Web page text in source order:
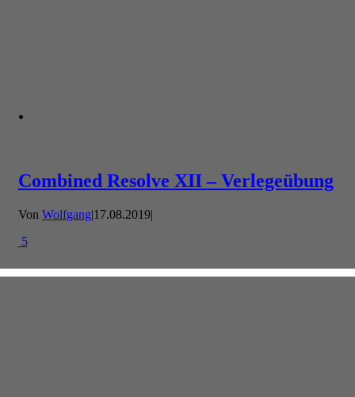
Combined Resolve XII – Verlegeübung
Von Wolfgang|17.08.2019|
5